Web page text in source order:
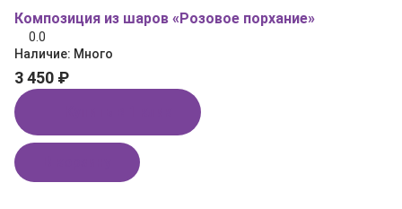
Композиция из шаров «Розовое порхание»
0.0
Наличие: Много
3 450 ₽